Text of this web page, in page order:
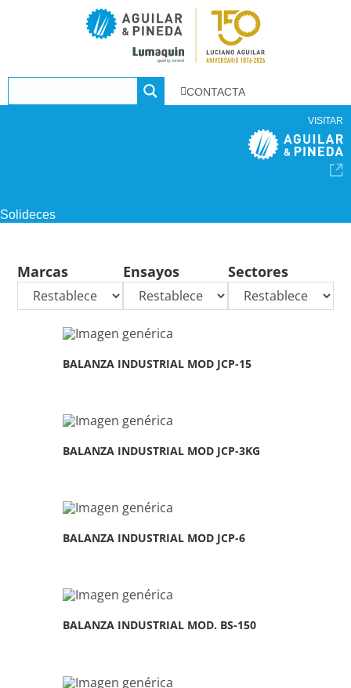
CONTACTA
VISITAR
Solideces
Marcas Ensayos Sectores
BALANZA INDUSTRIAL MOD JCP-15
BALANZA INDUSTRIAL MOD JCP-3KG
BALANZA INDUSTRIAL MOD JCP-6
BALANZA INDUSTRIAL MOD. BS-150